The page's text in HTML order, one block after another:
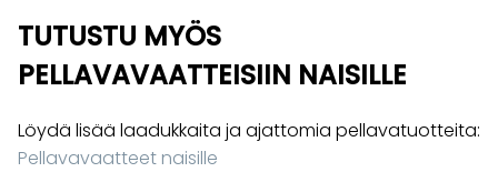
TUTUSTU MYÖS
PELLAVAVAATTEISIIN NAISILLE
Löydä lisää laadukkaita ja ajattomia pellavatuotteita:
Pellavavaatteet naisille